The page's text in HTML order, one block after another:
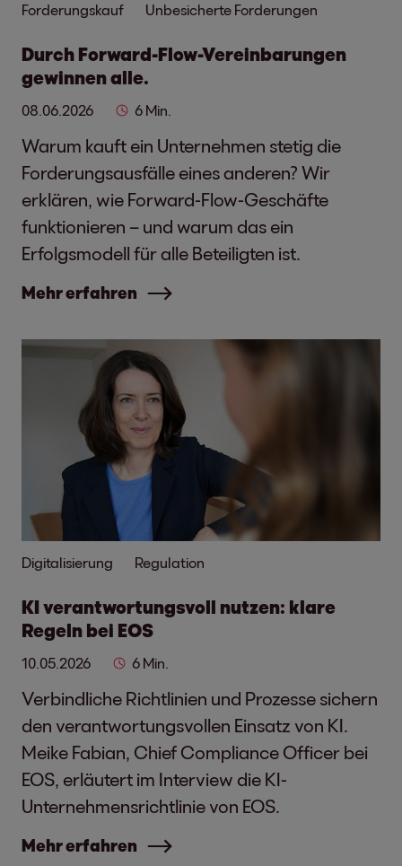
Forderungskauf Unbesicherte Forderungen
Durch Forward-Flow-Vereinbarungen
gewinnen alle.
08.06.2026 6 Min.
Warum kauft ein Unternehmen stetig die
Forderungsausfälle eines anderen? Wir
erklären, wie Forward-Flow-Geschäfte
funktionieren – und warum das ein
Erfolgsmodell für alle Beteiligten ist.
Mehr erfahren
Digitalisierung Regulation
KI verantwortungsvoll nutzen: klare
Regeln bei EOS
10.05.2026 6 Min.
Verbindliche Richtlinien und Prozesse sichern
den verantwortungsvollen Einsatz von KI.
Meike Fabian, Chief Compliance Officer bei
EOS, erläutert im Interview die KI-
Unternehmensrichtlinie von EOS.
Mehr erfahren